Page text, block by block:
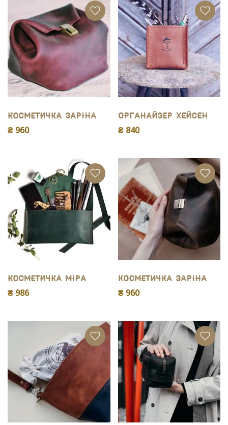
Косметичка Заріна
₴ 960
Органайзер Хейсен
₴ 840
Косметичка Міра
₴ 986
Косметичка Заріна
₴ 960